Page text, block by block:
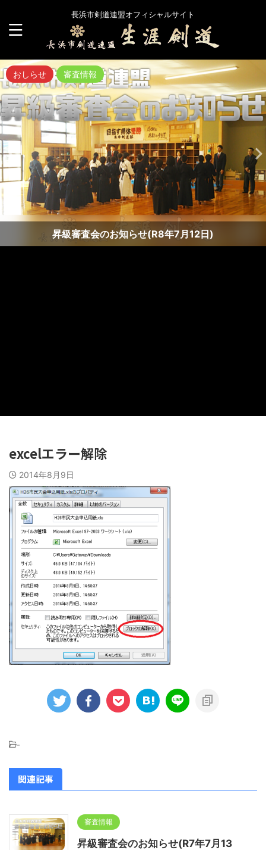
長浜市剣道連盟オフィシャルサイト
おしらせ 審査情報
昇級審査会のお知らせ(R8年7月12日)
excelエラー解除
2014年8月9日
-
関連記事
審査情報
昇級審査会のお知らせ(R7年7月13